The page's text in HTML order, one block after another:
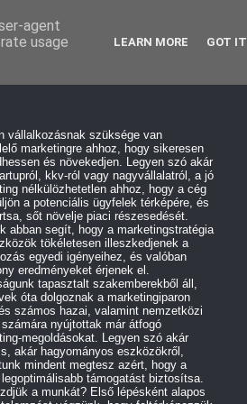
vállalkozásnak szüksége van
marketingre ahhoz, hogy sikeresen
és növekedjen. Legyen szó akár
kkv-ról vagy nagyvállalatról, a jó
nélkülözhetetlen ahhoz, hogy a cég
a potenciális ügyfelek térképére, és
sőt növelje piaci részesedését.
abban segít, hogy a marketingstratégia
tökéletesen illeszkedjenek a
egyedi igényeihez, és valóban
eredményeket érjenek el.
tapasztalt szakemberekből áll,
óta dolgoznak a marketingiparon
számos hazai, valamint nemzetközi
nyújtottak már átfogó
megoldásokat. Legyen szó akár
akár hagyományos eszközökről,
mindent megtesz azért, hogy a
legoptimálisabb támogatást biztosítsa.
a munkát? Első lépésként alapos
agent
usage
LEARN MORE GOT IT